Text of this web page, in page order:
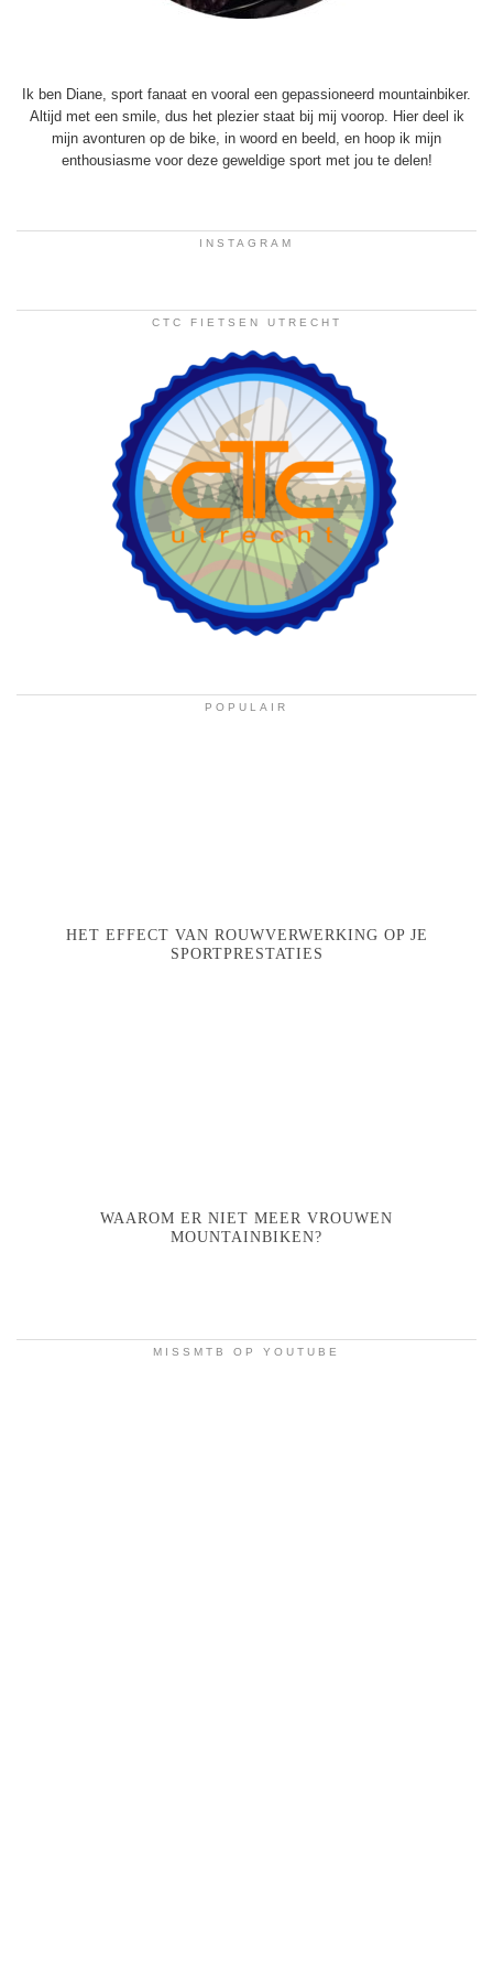
Ik ben Diane, sport fanaat en vooral een gepassioneerd mountainbiker.
Altijd met een smile, dus het plezier staat bij mij voorop. Hier deel ik
mijn avonturen op de bike, in woord en beeld, en hoop ik mijn
enthousiasme voor deze geweldige sport met jou te delen!
INSTAGRAM
CTC FIETSEN UTRECHT
POPULAIR
HET EFFECT VAN ROUWVERWERKING OP JE
SPORTPRESTATIES
WAAROM ER NIET MEER VROUWEN
MOUNTAINBIKEN?
MISSMTB OP YOUTUBE